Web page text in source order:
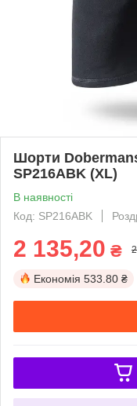
Шорти
SP216ABK (XL)
В наявності
Код: SP216ABK
2 135,20 ₴
Економія 533.80 ₴